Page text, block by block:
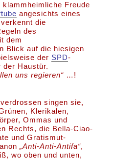
Freude
angesichts eines
die
des
dem
Blick auf die hiesigen
der SPD-
der Haustür.
uns regieren“ …!
singen sie,
Klerikalen,
Ommas und
Rechts, die Bella-Ciao-
und Gratismut-
„Anti-Anti-Antifa“,
wo oben und unten,